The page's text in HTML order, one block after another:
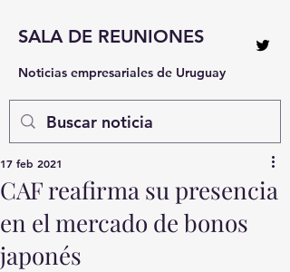
SALA DE REUNIONES
Noticias empresariales de Uruguay
CAF reafirma su presencia
en el mercado de bonos
japonés
17 feb 2021